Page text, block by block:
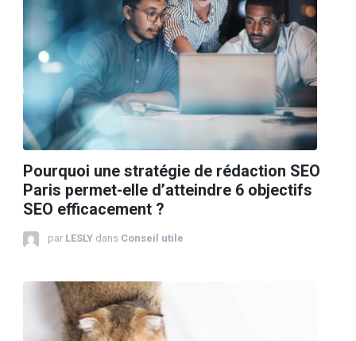
Pourquoi une stratégie de rédaction SEO
Paris permet-elle d’atteindre 6 objectifs
SEO efficacement ?
par LESLY dans Conseil utile